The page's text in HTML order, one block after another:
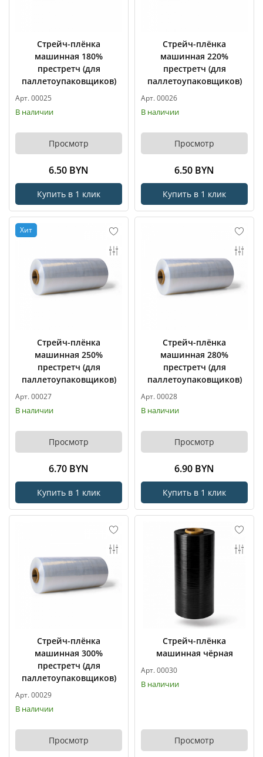
Стрейч-плёнка
машинная 180%
престретч (для
паллетоупаковщиков)
Арт. 00025
В наличии
Просмотр
6.50 BYN
Купить в 1 клик
Стрейч-плёнка
машинная 220%
престретч (для
паллетоупаковщиков)
Арт. 00026
В наличии
Просмотр
6.50 BYN
Купить в 1 клик
Хит
Стрейч-плёнка
машинная 250%
престретч (для
паллетоупаковщиков)
Арт. 00027
В наличии
Просмотр
6.70 BYN
Купить в 1 клик
Стрейч-плёнка
машинная 280%
престретч (для
паллетоупаковщиков)
Арт. 00028
В наличии
Просмотр
6.90 BYN
Купить в 1 клик
Стрейч-плёнка
машинная 300%
престретч (для
паллетоупаковщиков)
Арт. 00029
В наличии
Просмотр
Стрейч-плёнка
машинная чёрная
Арт. 00030
В наличии
Просмотр